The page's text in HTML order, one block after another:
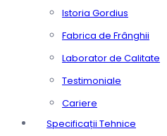
Istoria Gordius
Fabrica de Frânghii
Laborator de Calitate
Testimoniale
Cariere
Specificații Tehnice